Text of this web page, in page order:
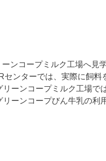
ンコープミルク工場へ見
ンターでは、実際に飼料
ーンコープミルク工場で
ーンコープびん牛乳の利